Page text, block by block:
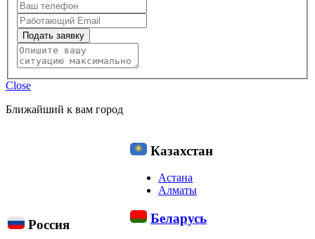
Подать заявку
Close
Ближайший к вам город
Россия
Казахстан
Астана
Алматы
Беларусь